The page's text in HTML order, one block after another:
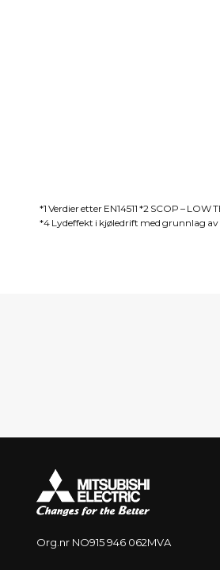
*1 Verdier etter EN14511 *2 SCOP –
*4 Lydeffekt i kjøledrift med grunnlag
Org.nr NO915 946 062MVA